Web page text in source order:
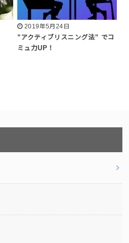
2019年5月24日
”アクティブリスニング法” でコ
ミュ力UP！